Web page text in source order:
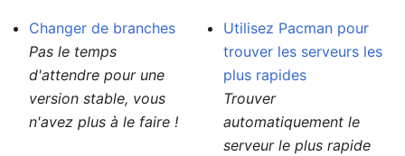
Changer de branches
Pas le temps
d'attendre pour une
version stable, vous
n'avez plus à le faire !
Utilisez Pacman pour
trouver les serveurs les
plus rapides
Trouver
automatiquement le
serveur le plus rapide